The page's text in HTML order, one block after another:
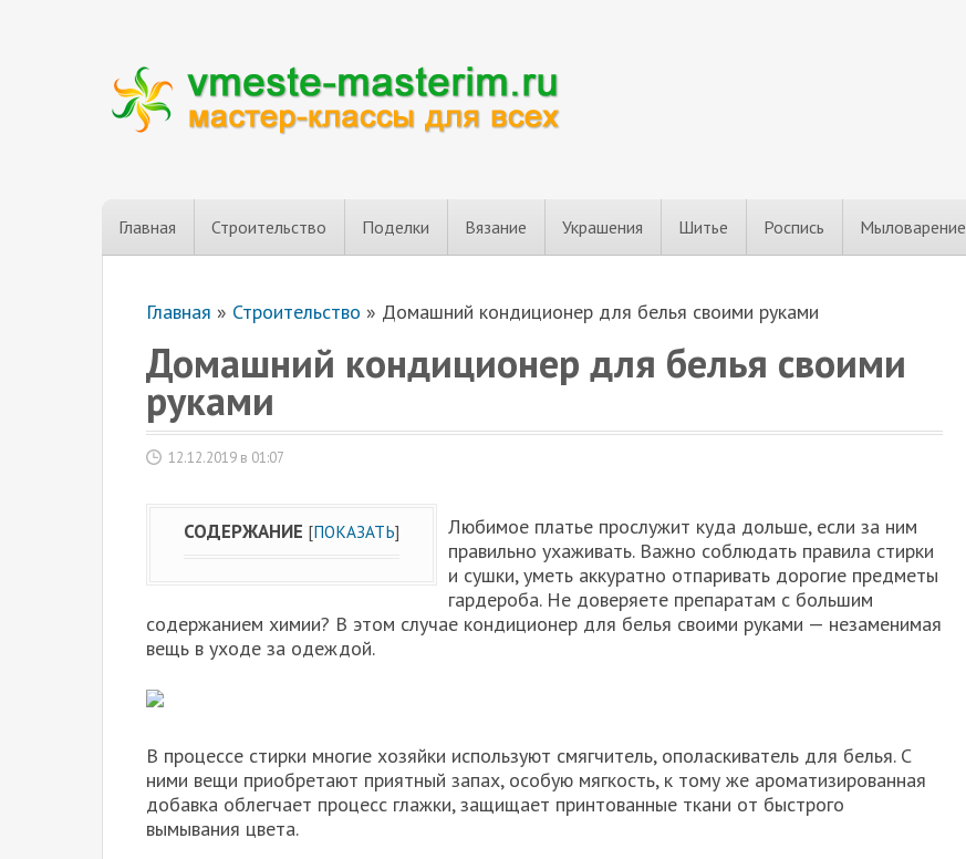
Главная Строительство Поделки Вязание Украшения Шитье Роспись Мыловарение
Главная » Строительство » Домашний кондиционер для белья своими руками
Домашний кондиционер для белья своими
руками
12.12.2019 в 01:07
СОДЕРЖАНИЕ [ПОКАЗАТЬ]
Любимое платье прослужит куда дольше, если за ним
правильно ухаживать. Важно соблюдать правила стирки
и сушки, уметь аккуратно отпаривать дорогие предметы
гардероба. Не доверяете препаратам с большим
содержанием химии? В этом случае кондиционер для белья своими руками — незаменимая
вещь в уходе за одеждой.
В процессе стирки многие хозяйки используют смягчитель, ополаскиватель для белья. С
ними вещи приобретают приятный запах, особую мягкость, к тому же ароматизированная
добавка облегчает процесс глажки, защищает принтованные ткани от быстрого
вымывания цвета.